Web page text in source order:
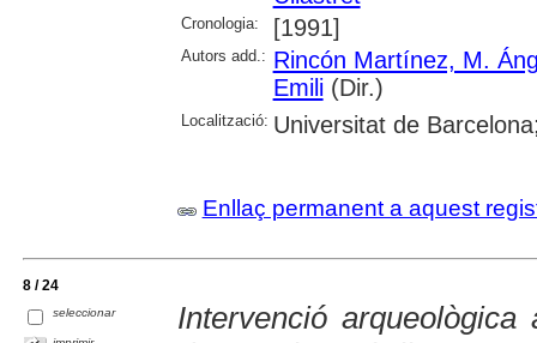
Cronologia: [1991]
Autors add.: Rincón Martínez, M.
Emili(Dir.)
Localització: Universitat de
Enllaç permanent a aquest
8 / 24
seleccionar
Intervenció